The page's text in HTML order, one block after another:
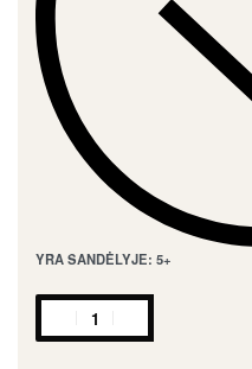
YRA SANDĖLYJE: 5+